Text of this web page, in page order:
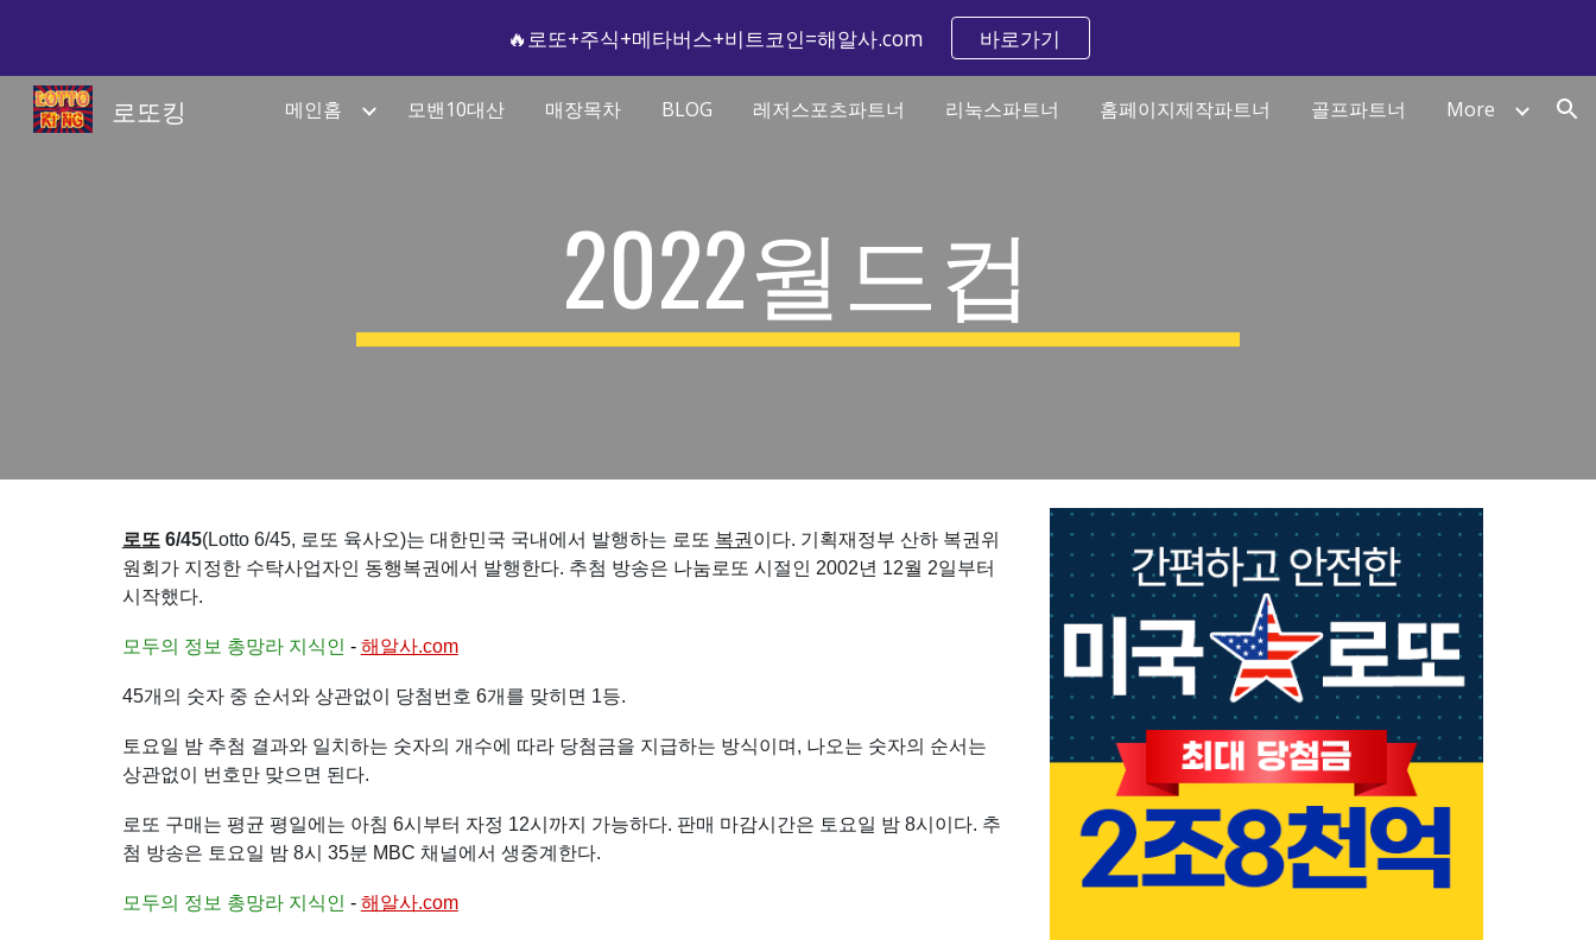
Skip to main content Skip to navigation
🔥로또+주식+메타버스+비트코인=해알사.com 바로가기
로또킹 메인홈 모밴10대산 매장목차 BLOG 레저스포츠파트너 리눅스파트너 홈페이지제작파트너 골프파트너 More
2022월드컵
로또 6/45(Lotto 6/45, 로또 육사오)는 대한민국 국내에서 발행하는 로또 복권 이다. 기획재정부 산하 복권위
원회 가 지정한 수탁사업자인 동행복권 에서 발행한다. 추첨 방송은 나눔로또 시절인 2002년 12월 2일부터
시작했다.
모두의 정보 총망라 지식인 - 해알사.com
45개의 숫자 중 순서와 상관없이 당첨번호 6개를 맞히면 1등.
토요일 밤 추첨 결과와 일치하는 숫자의 개수에 따라 당첨금을 지급하는 방식이며, 나오는 숫자의 순서는
상관없이 번호만 맞으면 된다.
로또 구매는 평균 평일에는 아침 6시부터 자정 12시까지 가능하다. 판매 마감시간은 토요일 밤 8시이다. 추
첨 방송은 토요일 밤 8시 35분 MBC 채널에서 생중계한다.
모두의 정보 총망라 지식인 - 해알사.com